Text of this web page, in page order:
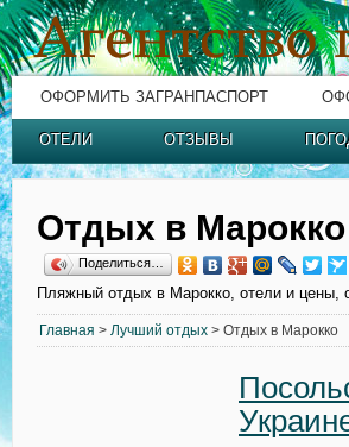
ОФОРМИТЬ ЗАГРАНПАСПОРТ
ОТЕЛИ ОТЗЫВЫ
Отдых в Марокко
Поделиться…
Пляжный отдых в Марокко, отели и цены,
Главная > Лучший отдых > Отдых в Марокко